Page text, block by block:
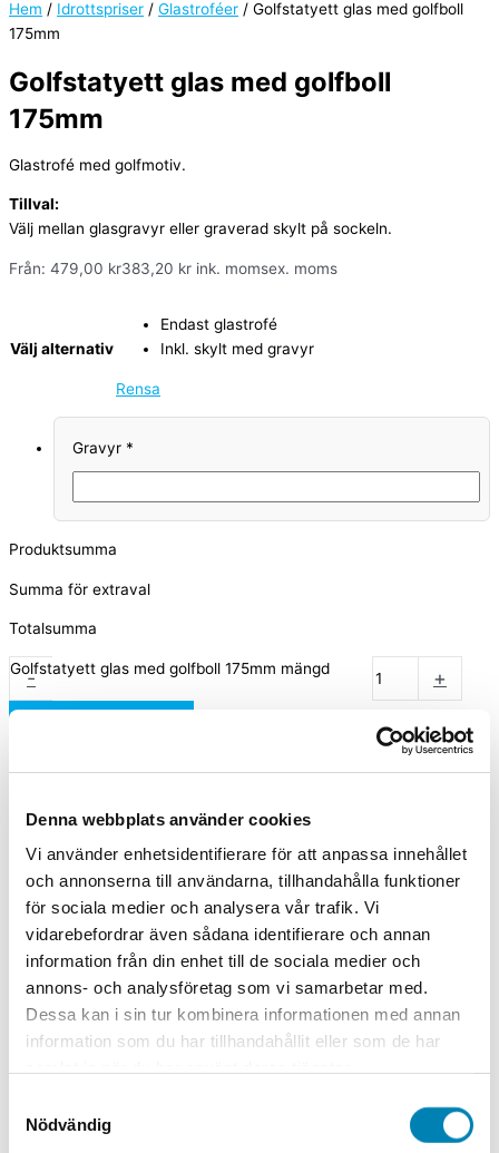
Denna webbplats använder cookies
Vi använder enhetsidentifierare för att anpassa innehållet
och annonserna till användarna, tillhandahålla funktioner
för sociala medier och analysera vår trafik. Vi
vidarebefordrar även sådana identifierare och annan
information från din enhet till de sociala medier och
annons- och analysföretag som vi samarbetar med.
Dessa kan i sin tur kombinera informationen med annan
information som du har tillhandahållit eller som de har
Nödvändig
Hem / Idrottspriser / Glastroféer / Golfstatyett glas med golfboll
175mm
Golfstatyett glas med golfboll
175mm
Glastrofé med golfmotiv.
Tillval:
Välj mellan glasgravyr eller graverad skylt på sockeln.
Från: 479,00 kr383,20 kr ink. momsex. moms
Välj alternativ
Endast glastrofé
Inkl. skylt med gravyr
Rensa
Gravyr *
Produktsumma
Summa för extraval
Totalsumma
-
Golfstatyett glas med golfboll 175mm mängd +
Glastroféer med
motiv,Golf,Priser med gravyr
Välj
Endast glastrofé, Inkl. glasgravyr, Inkl. skylt med
Relaterade produkter
Golf
drive
Golf
klubba 310mm